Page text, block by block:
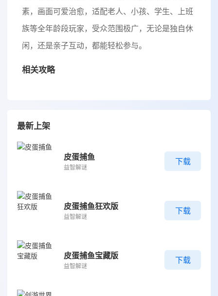
素，画面可爱治愈，适配老人、小孩、学生、上班
族等全年龄段玩家，受众范围极广，无论是独自休
闲，还是亲子互动，都能轻松参与。
相关攻略
最新上架
皮蛋捕鱼
益智解谜
下载
皮蛋捕鱼狂欢版
益智解谜
下载
皮蛋捕鱼宝藏版
益智解谜
下载